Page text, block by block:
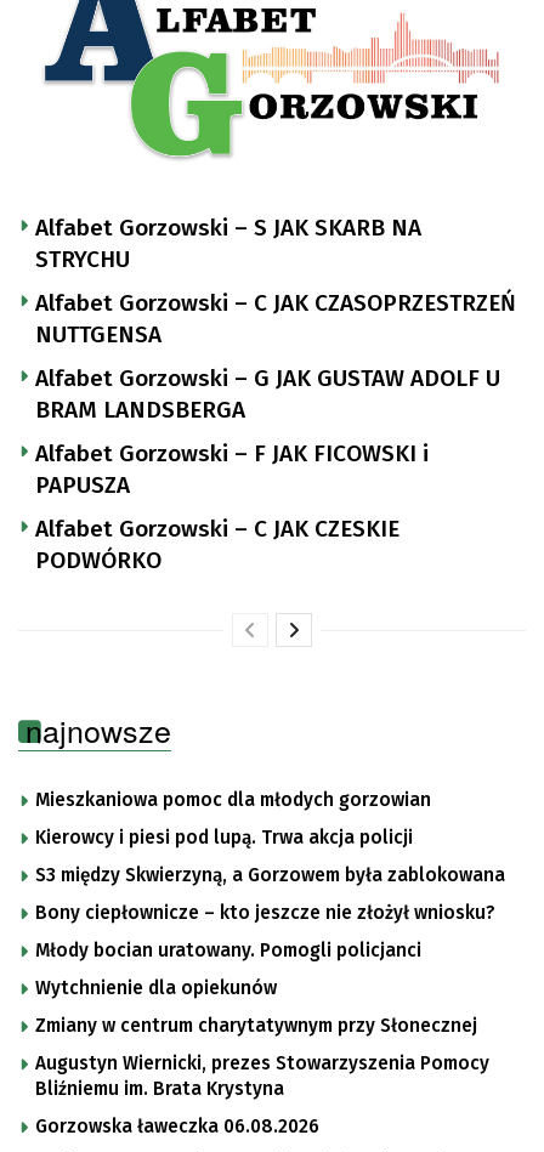
Alfabet Gorzowski – S JAK SKARB NA
STRYCHU
Alfabet Gorzowski – C JAK CZASOPRZESTRZEŃ
NUTTGENSA
Alfabet Gorzowski – G JAK GUSTAW ADOLF U
BRAM LANDSBERGA
Alfabet Gorzowski – F JAK FICOWSKI i
PAPUSZA
Alfabet Gorzowski – C JAK CZESKIE
PODWÓRKO
najnowsze
Mieszkaniowa pomoc dla młodych gorzowian
Kierowcy i piesi pod lupą. Trwa akcja policji
S3 między Skwierzyną, a Gorzowem była zablokowana
Bony ciepłownicze – kto jeszcze nie złożył wniosku?
Młody bocian uratowany. Pomogli policjanci
Wytchnienie dla opiekunów
Zmiany w centrum charytatywnym przy Słonecznej
Augustyn Wiernicki, prezes Stowarzyszenia Pomocy
Bliźniemu im. Brata Krystyna
Gorzowska ławeczka 06.08.2026